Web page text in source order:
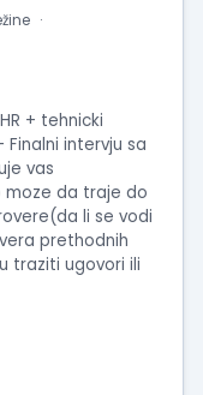
+ tehnicki
intervju sa
vas
moze da traje do
li se vodi
prethodnih
traziti ugovori ili